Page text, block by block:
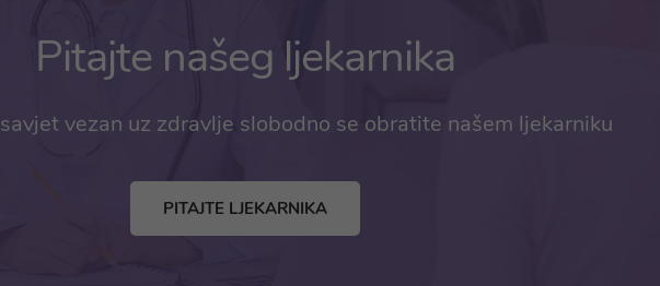
Pitajte našeg ljekarnika
vezan uz zdravlje slobodno se obratite našem ljekarniku
PITAJTE LJEKARNIKA